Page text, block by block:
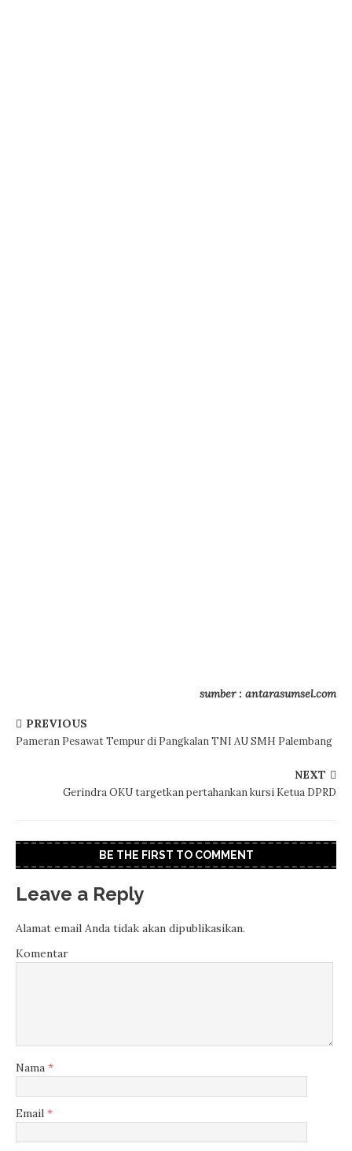
sumber : antarasumsel.com
PREVIOUS
Pameran Pesawat Tempur di Pangkalan TNI AU SMH Palembang
NEXT
Gerindra OKU targetkan pertahankan kursi Ketua DPRD
BE THE FIRST TO COMMENT
Leave a Reply
Alamat email Anda tidak akan dipublikasikan.
Komentar
Nama *
Email *